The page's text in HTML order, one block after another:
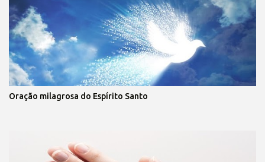
Oração milagrosa do Espírito Santo